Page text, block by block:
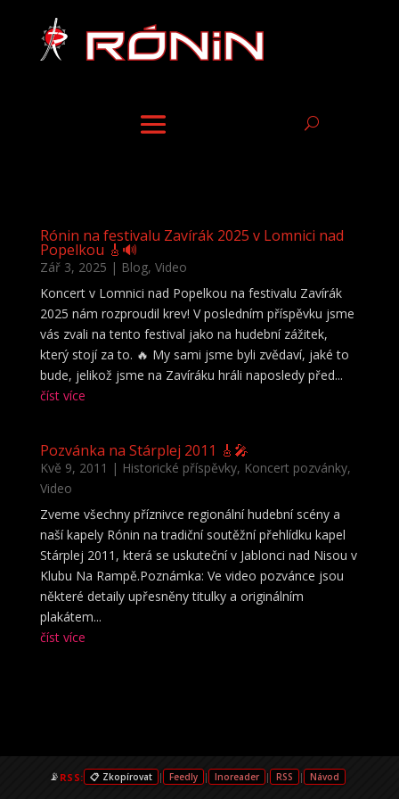
Rónin na festivalu Zavírák 2025 v Lomnici nad
Popelkou 🎸🔊
Zář 3, 2025 | Blog, Video
Koncert v Lomnici nad Popelkou na festivalu Zavírák
2025 nám rozproudil krev! V posledním příspěvku jsme
vás zvali na tento festival jako na hudební zážitek,
který stojí za to. 🔥 My sami jsme byli zvědaví, jaké to
bude, jelikož jsme na Zavíráku hráli naposledy před...
číst více
Pozvánka na Stárplej 2011 🎸🎤
Kvě 9, 2011 | Historické příspěvky, Koncert pozvánky,
Video
Zveme všechny příznivce regionální hudební scény a
naší kapely Rónin na tradiční soutěžní přehlídku kapel
Stárplej 2011, která se uskuteční v Jablonci nad Nisou v
Klubu Na Rampě.Poznámka: Ve video pozvánce jsou
některé detaily upřesněny titulky a originálním
plakátem...
číst více
📡 RSS: 📋 Zkopírovat | Feedly | Inoreader | RSS | Návod